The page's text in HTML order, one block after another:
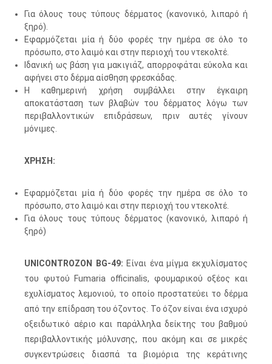
Για όλους τους τύπους δέρματος (κανονικό, λιπαρό ή
ξηρό).
Εφαρμόζεται μία ή δύο φορές την ημέρα σε όλο το
πρόσωπο, στο λαιμό και στην περιοχή του ντεκολτέ.
Ιδανική ως βάση για μακιγιάζ, απορροφάται εύκολα και
αφήνει στο δέρμα αίσθηση φρεσκάδας.
Η καθημερινή χρήση συμβάλλει στην έγκαιρη
αποκατάσταση των βλαβών του δέρματος λόγω των
περιβαλλοντικών επιδράσεων, πριν αυτές γίνουν
μόνιμες.
ΧΡΗΣΗ:
Εφαρμόζεται μία ή δύο φορές την ημέρα σε όλο το
πρόσωπο, στο λαιμό και στην περιοχή του ντεκολτέ.
Για όλους τους τύπους δέρματος (κανονικό, λιπαρό ή
ξηρό)
UNICONTROZON BG-49: Είναι ένα μίγμα εκχυλίσματος
του φυτού Fumaria οfficinalis, φουμαρικού οξέος και
εχυλίσματος λεμονιού, το οποίο προστατεύει το δέρμα
από την επίδραση του όζοντος. Το όζον είναι ένα ισχυρό
οξειδωτικό αέριο και παράλληλα δείκτης του βαθμού
περιβαλλοντικής μόλυνσης, που ακόμη και σε μικρές
συγκεντρώσεις διασπά τα βιομόρια της κεράτινης